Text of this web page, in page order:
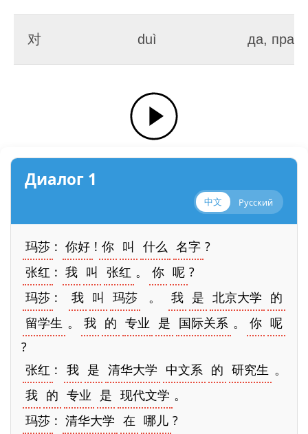
对 duì да,
Диалог 1
中文 Русский
玛莎 : 你好 ! 你 叫 什么 名字 ?
张红 : 我 叫 张红 。 你 呢 ?
玛莎 : 我 叫 玛莎 。 我 是 北京大学 的
留学生 。 我 的 专业 是 国际关系 。 你 呢
?
张红 : 我 是 清华大学 中文系 的 研究生 。
我 的 专业 是 现代文学 。
玛莎 : 清华大学 在 哪儿 ?